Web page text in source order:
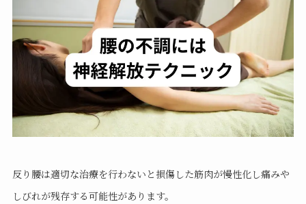
反り腰は適切な治療を行わないと損傷した筋肉が慢性化し痛みや
しびれが残存する可能性があります。